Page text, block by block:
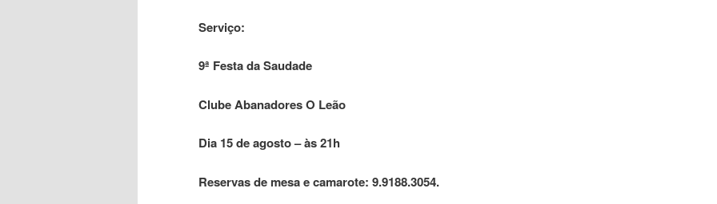
Serviço:
9ª Festa da Saudade
Clube Abanadores O Leão
Dia 15 de agosto – às 21h
Reservas de mesa e camarote: 9.9188.3054.